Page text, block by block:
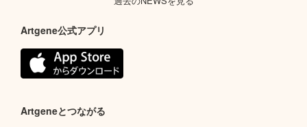
Artgene公式アプリ
Artgeneとつながる